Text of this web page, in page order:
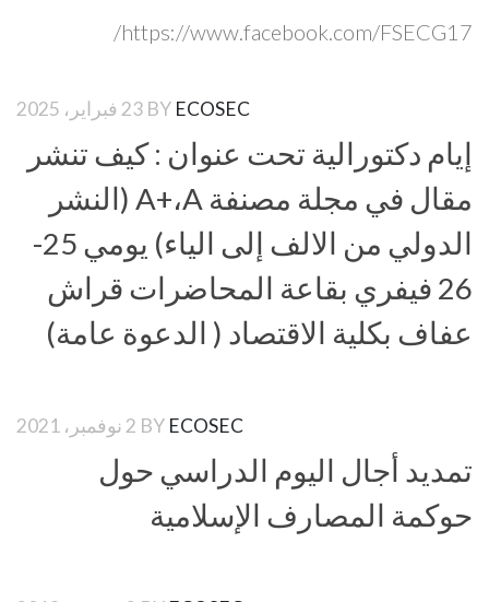
https://www.facebook.com/FSECG17/
23 فبراير، 2025 BY ECOSEC
إيام دكتورالية تحت عنوان : كيف تنشر
مقال في مجلة مصنفة A+،A (النشر
الدولي من الالف إلى الياء) يومي 25-
26 فيفري بقاعة المحاضرات قراش
عفاف بكلية الاقتصاد ( الدعوة عامة)
2 نوفمبر، 2021 BY ECOSEC
تمديد أجال اليوم الدراسي حول
حوكمة المصارف الإسلامية